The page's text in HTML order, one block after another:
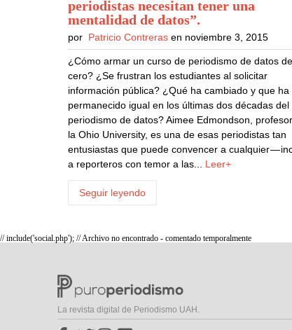
periodistas necesitan tener una
mentalidad de datos”.
por Patricio Contreras en noviembre 3, 2015
¿Cómo armar un curso de periodismo de datos
cero? ¿Se frustran los estudiantes al solicitar
información pública? ¿Qué ha cambiado y que ha
permanecido igual en los últimas dos décadas del
periodismo de datos? Aimee Edmondson,
la Ohio University, es una de esas periodistas tan
entusiastas que puede convencer a cualquier —
a reporteros con temor a las... Leer+
Seguir leyendo
// include('social.php'); // Archivo no encontrado - comentado temporalmente
La revista digital de Periodismo UAH.